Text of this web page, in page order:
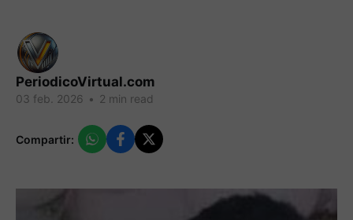
PeriodicoVirtual.com
03 feb. 2026 • 2 min read
Compartir: